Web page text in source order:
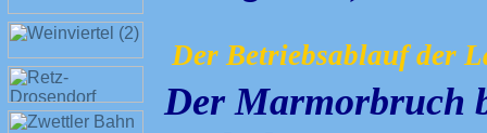
Der Betriebsablauf der
Der Marmorbruch